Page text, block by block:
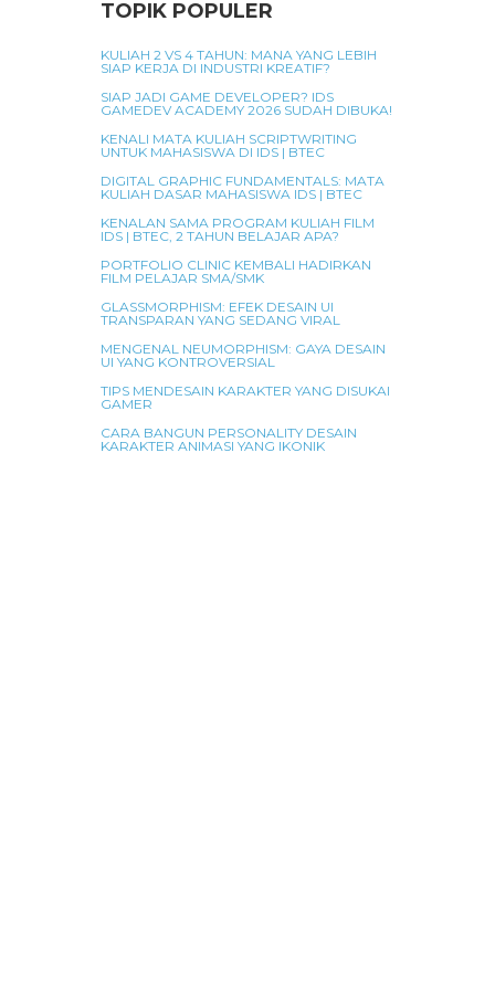
TOPIK POPULER
KULIAH 2 VS 4 TAHUN: MANA YANG LEBIH
SIAP KERJA DI INDUSTRI KREATIF?
SIAP JADI GAME DEVELOPER? IDS
GAMEDEV ACADEMY 2026 SUDAH DIBUKA!
KENALI MATA KULIAH SCRIPTWRITING
UNTUK MAHASISWA DI IDS | BTEC
DIGITAL GRAPHIC FUNDAMENTALS: MATA
KULIAH DASAR MAHASISWA IDS | BTEC
KENALAN SAMA PROGRAM KULIAH FILM
IDS | BTEC, 2 TAHUN BELAJAR APA?
PORTFOLIO CLINIC KEMBALI HADIRKAN
FILM PELAJAR SMA/SMK
GLASSMORPHISM: EFEK DESAIN UI
TRANSPARAN YANG SEDANG VIRAL
MENGENAL NEUMORPHISM: GAYA DESAIN
UI YANG KONTROVERSIAL
TIPS MENDESAIN KARAKTER YANG DISUKAI
GAMER
CARA BANGUN PERSONALITY DESAIN
KARAKTER ANIMASI YANG IKONIK